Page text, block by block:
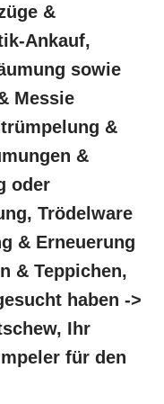
&
Ankauf,
sowie
Messie
&
&
oder
Trödelware
& Erneuerung
& Teppichen,
haben ->
Ihr
für den